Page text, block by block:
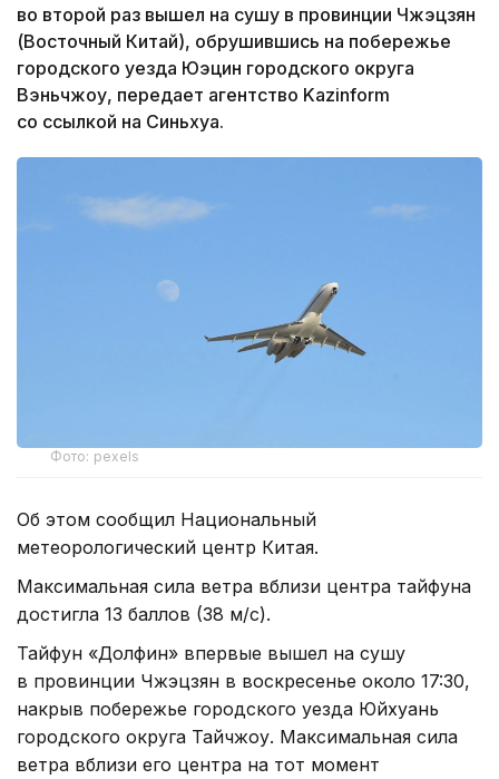
во второй раз вышел на сушу в провинции Чжэцзян
(Восточный Китай), обрушившись на побережье
городского уезда Юэцин городского округа
Вэньчжоу, передает агентство Kazinform
со ссылкой на Синьхуа.
Фото: pexels
Об этом сообщил Национальный
метеорологический центр Китая.
Максимальная сила ветра вблизи центра тайфуна
достигла 13 баллов (38 м/с).
Тайфун «Долфин» впервые вышел на сушу
в провинции Чжэцзян в воскресенье около 17:30,
накрыв побережье городского уезда Юйхуань
городского округа Тайчжоу. Максимальная сила
ветра вблизи его центра на тот момент